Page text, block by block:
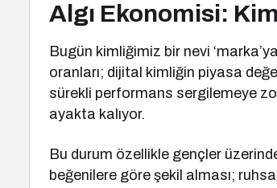
Algı Ekonomisi:
Bugün kimliğimiz bir nevi
oranları; dijital kimliğin piyasa
sürekli performans sergilemeye
ayakta kalıyor.
Bu durum özellikle gençler
beğenilere göre şekil alması;